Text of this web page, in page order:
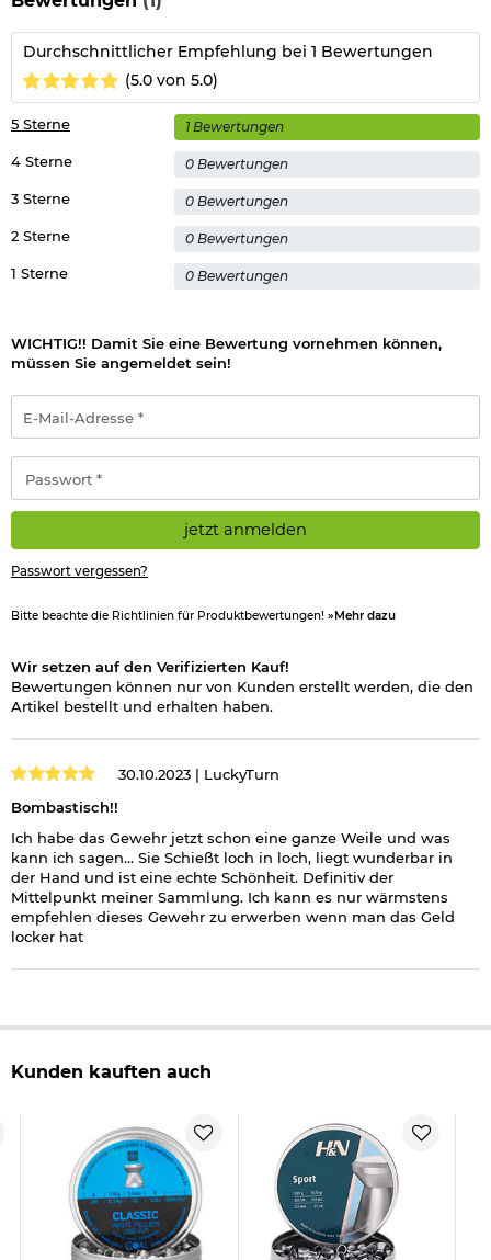
Herstellerinformationen
Durchschnittlicher Empfehlung bei 1 Bewertungen
(5.0 von 5.0)
1 Sterne 0 Bewertungen
2 Sterne 0 Bewertungen
3 Sterne 0 Bewertungen
4 Sterne 0 Bewertungen
5 Sterne 1 Bewertungen
WICHTIG!! Damit Sie eine Bewertung vornehmen können,
müssen Sie angemeldet sein!
Mail-
Adresse
*
jetzt anmelden
Passwort vergessen?
Bitte beachte die Richtlinien für Produktbewertungen! »Mehr dazu
Wir setzen auf den Verifizierten Kauf!
Bewertungen können nur von Kunden erstellt werden, die den
Artikel bestellt und erhalten haben.
30.10.2023 | LuckyTurn
Bombastisch!!
Ich habe das Gewehr jetzt schon eine ganze Weile und was
kann ich sagen... Sie Schießt loch in loch, liegt wunderbar in
der Hand und ist eine echte Schönheit. Definitiv der
Mittelpunkt meiner Sammlung. Ich kann es nur wärmstens
empfehlen dieses Gewehr zu erwerben wenn man das Geld
locker hat
Kunden kauften auch